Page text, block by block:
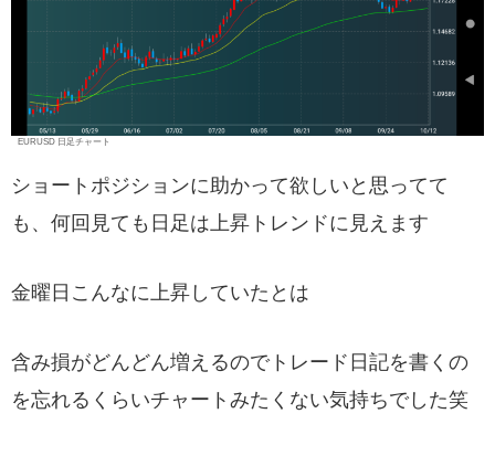
EURUSD 日足チャート
ショートポジションに助かって欲しいと思ってて
も、何回見ても日足は上昇トレンドに見えます
金曜日こんなに上昇していたとは
含み損がどんどん増えるのでトレード日記を書くの
を忘れるくらいチャートみたくない気持ちでした笑